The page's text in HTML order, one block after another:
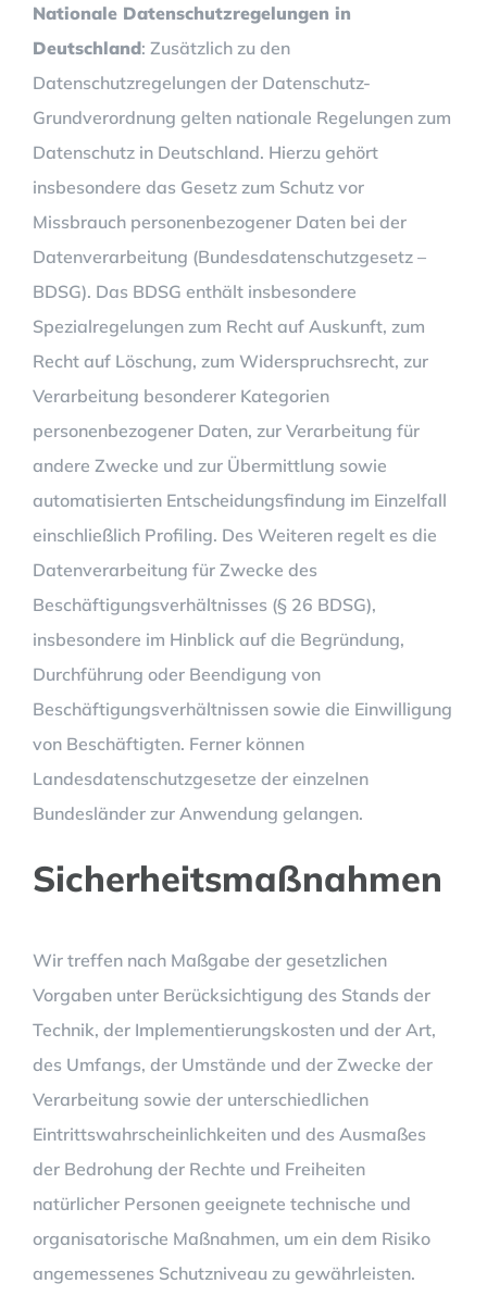
Nationale Datenschutzregelungen in
Deutschland: Zusätzlich zu den
Datenschutzregelungen der Datenschutz-
Grundverordnung gelten nationale Regelungen zum
Datenschutz in Deutschland. Hierzu gehört
insbesondere das Gesetz zum Schutz vor
Missbrauch personenbezogener Daten bei der
Datenverarbeitung (Bundesdatenschutzgesetz –
BDSG). Das BDSG enthält insbesondere
Spezialregelungen zum Recht auf Auskunft, zum
Recht auf Löschung, zum Widerspruchsrecht, zur
Verarbeitung besonderer Kategorien
personenbezogener Daten, zur Verarbeitung für
andere Zwecke und zur Übermittlung sowie
automatisierten Entscheidungsfindung im Einzelfall
einschließlich Profiling. Des Weiteren regelt es die
Datenverarbeitung für Zwecke des
Beschäftigungsverhältnisses (§ 26 BDSG),
insbesondere im Hinblick auf die Begründung,
Durchführung oder Beendigung von
Beschäftigungsverhältnissen sowie die Einwilligung
von Beschäftigten. Ferner können
Landesdatenschutzgesetze der einzelnen
Bundesländer zur Anwendung gelangen.
Sicherheitsmaßnahmen
Wir treffen nach Maßgabe der gesetzlichen
Vorgaben unter Berücksichtigung des Stands der
Technik, der Implementierungskosten und der Art,
des Umfangs, der Umstände und der Zwecke der
Verarbeitung sowie der unterschiedlichen
Eintrittswahrscheinlichkeiten und des Ausmaßes
der Bedrohung der Rechte und Freiheiten
natürlicher Personen geeignete technische und
organisatorische Maßnahmen, um ein dem Risiko
angemessenes Schutzniveau zu gewährleisten.